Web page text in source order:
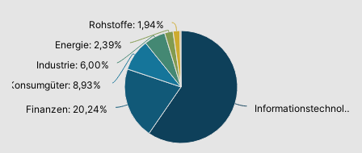
Informationstechnologie/ Telekommunikation: 58,65%
Finanzen: 20,24%
Konsumgüter: 8,93%
Industrie: 6,00%
Energie: 2,39%
Rohstoffe: 1,94%